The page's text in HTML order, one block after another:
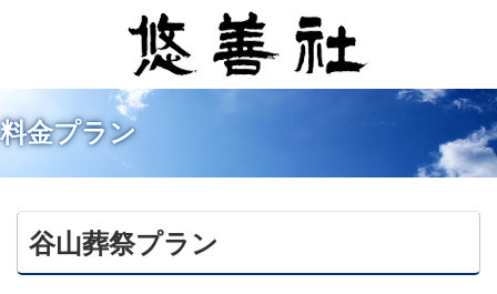
料金プラン
谷山葬祭プラン